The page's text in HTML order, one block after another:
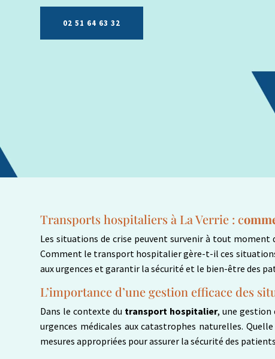
02 51 64 63 32
Transports hospitaliers à La Verrie : c
Les situations de crise peuvent survenir à tout
Comment le transport hospitalier gère-t-il ces
aux urgences et garantir la sécurité et le bien-être des
L’importance d’une gestion efficace des
Dans le contexte du transport hospitalier, une gestion
urgences médicales aux catastrophes naturelles.
mesures appropriées pour assurer la sécurité des